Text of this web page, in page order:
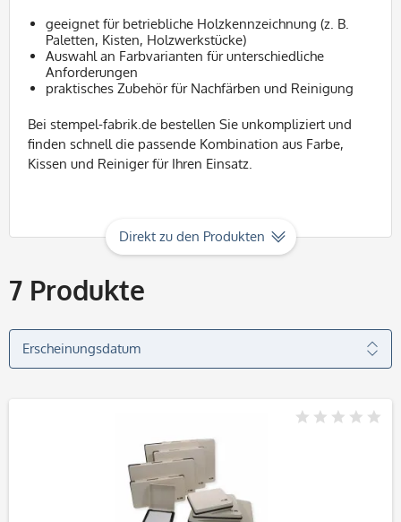
geeignet für betriebliche Holzkennzeichnung (z. B.
Paletten, Kisten, Holzwerkstücke)
Auswahl an Farbvarianten für unterschiedliche
Anforderungen
praktisches Zubehör für Nachfärben und Reinigung
Bei stempel-fabrik.de bestellen Sie unkompliziert und
finden schnell die passende Kombination aus Farbe,
Kissen und Reiniger für Ihren Einsatz.
Direkt zu den Produkten
7 Produkte